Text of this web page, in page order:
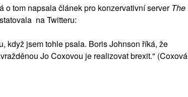
o tom napsala článek pro konzervativní serverThe
na Twitteru:
když jsem tohle psala. Boris Johnson říká, že
Jo Coxovou je realizovat brexit." (Coxová